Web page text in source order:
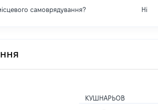
самоврядування? Ні
КУШНАРЬОВ